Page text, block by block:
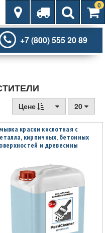
0
+7 (800) 555 20 89
Цене 20
краски кислотная с
кирпичных, бетонных
и древесины